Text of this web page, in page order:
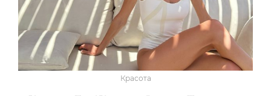
Красота